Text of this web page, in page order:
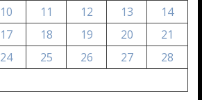
10 11 12 13
14
17 18 19 20
21
24 25 26 27
28